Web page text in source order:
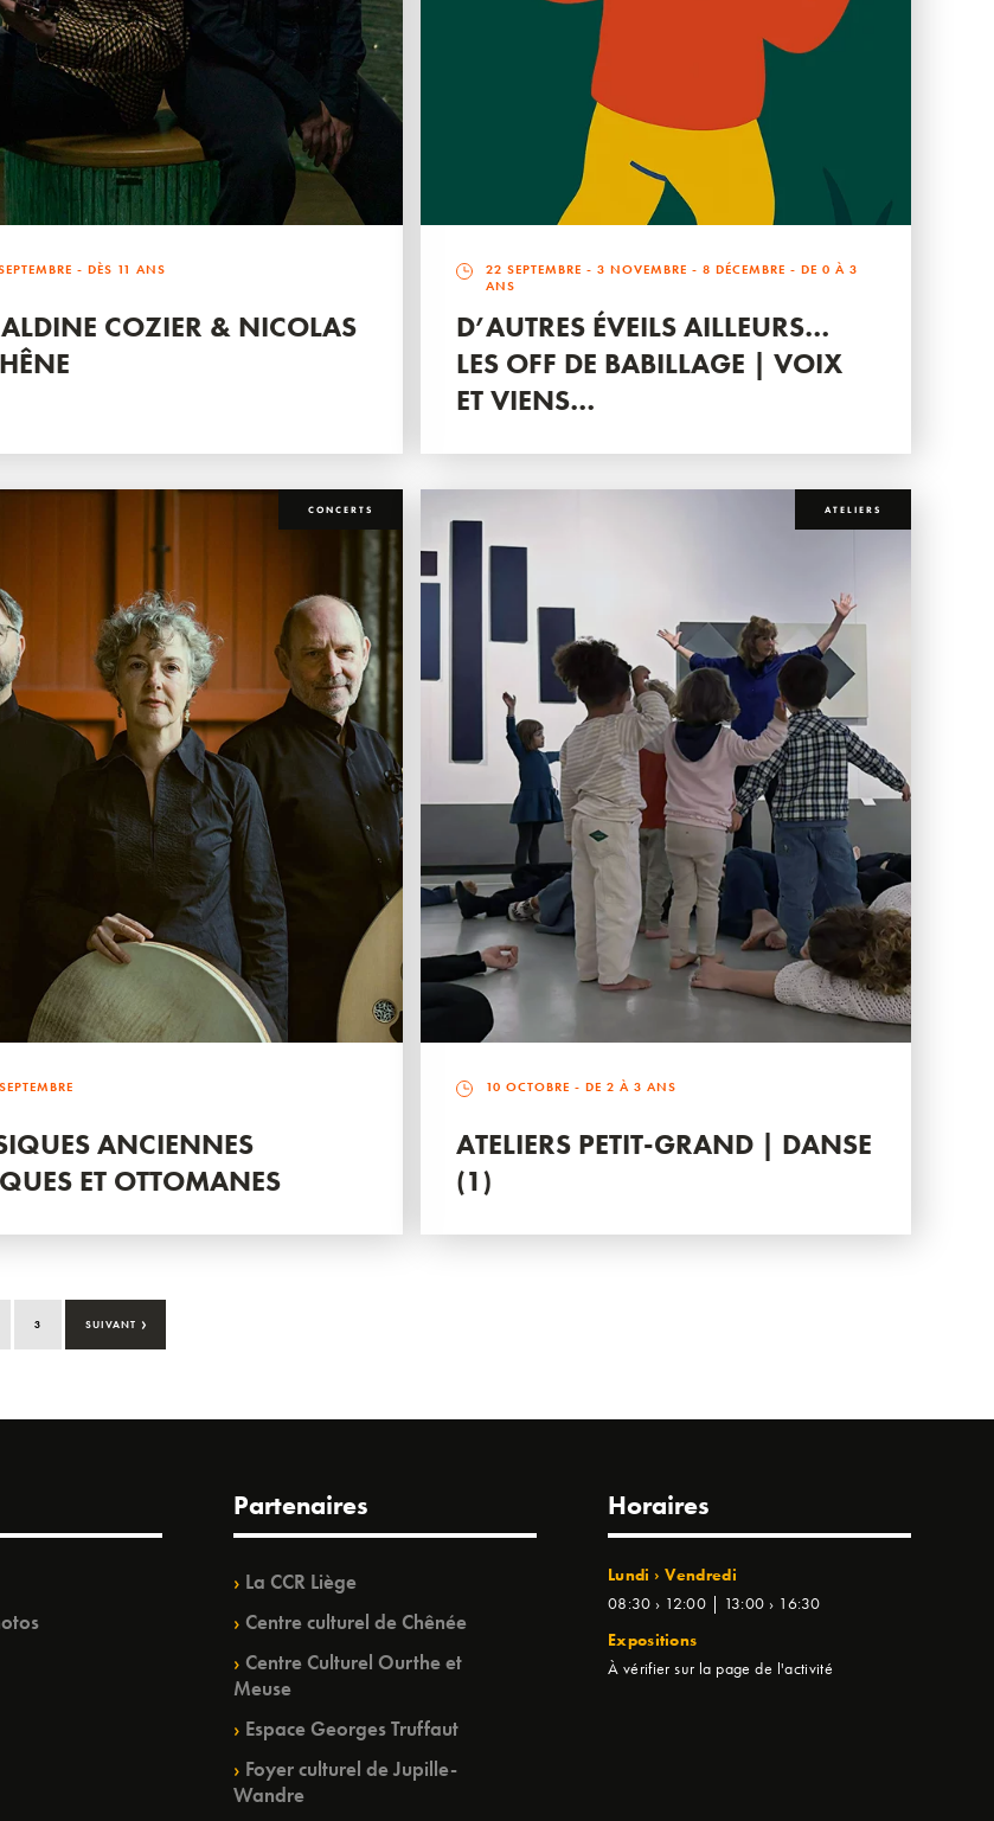
- DÈS 11 ANS
COZIER & NICOLAS
22 SEPTEMBRE -3 NOVEMBRE -8 DÉCEMBRE - DE 0 À 3
ANS
D’AUTRES ÉVEILS AILLEURS…
LES OFF DE BABILLAGE | VOIX
ET VIENS…
CONCERTS
ANCIENNES
ET OTTOMANES
ATELIERS
10 OCTOBRE - DE 2 À 3 ANS
ATELIERS PETIT-GRAND | DANSE
(1)
3 SUIVANT ›
Partenaires
La CCR Liège
Centre culturel de Chênée
Centre Culturel Ourthe et
Meuse
Espace Georges Truffaut
Foyer culturel de Jupille-
Wandre
Horaires
Lundi › Vendredi
08:30 › 12:00 | 13:00 › 16:30
Expositions
À vérifier sur la page de l'activité